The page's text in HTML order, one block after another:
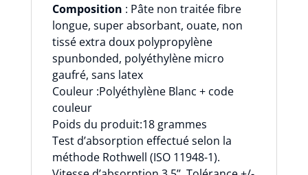
Composition : Pâte non traitée fibre
longue, super absorbant, ouate, non
tissé extra doux polypropylène
spunbonded, polyéthylène micro
gaufré, sans latex
Couleur :Polyéthylène Blanc + code
couleur
Poids du produit:18 grammes
Test d’absorption effectué selon la
méthode Rothwell (ISO 11948-1).